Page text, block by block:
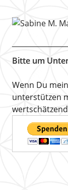
Bitte um
Wenn Du
unterstützen